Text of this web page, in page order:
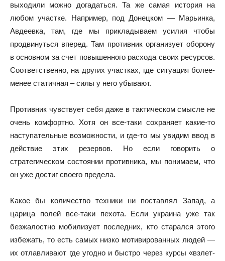
выходили можно догадаться. Та же самая история на
любом участке. Например, под Донецком — Марьинка,
Авдеевка, там, где мы прикладываем усилия чтобы
продвинуться вперед. Там противник организует оборону
в основном за счет повышенного расхода своих ресурсов.
Соответственно, на других участках, где ситуация более-
менее статичная – силы у него убывают.
Противник чувствует себя даже в тактическом смысле не
очень комфортно. Хотя он все-таки сохраняет какие-то
наступательные возможности, и где-то мы увидим ввод в
действие этих резервов. Но если говорить о
стратегическом состоянии противника, мы понимаем, что
он уже достиг своего предела.
Какое бы количество техники ни поставлял Запад, а
царица полей все-таки пехота. Если украина уже так
безжалостно мобилизует последних, кто старался этого
избежать, то есть самых низко мотивированных людей —
их отлавливают где угодно и быстро через курсы «взлет-